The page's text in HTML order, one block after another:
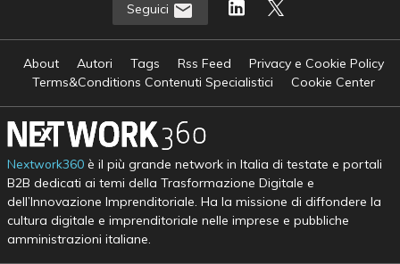
Seguici
About Autori Tags Rss Feed
Privacy e Cookie Policy
Terms&Conditions Contenuti Specialistici
Cookie Center
Nextwork360è il più grande network in Italia di testate e portali
B2B dedicati ai temi della Trasformazione Digitale e
dell’Innovazione Imprenditoriale. Ha la missione di diffondere la
cultura digitale e imprenditoriale nelle imprese e pubbliche
amministrazioni italiane.